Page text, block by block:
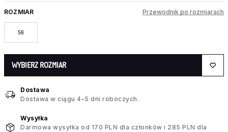
ROZMIAR Przewodnik po rozmiarach
56
WYBIERZ ROZMIAR
Dostawa
Dostawa w ciągu 4–5 dni roboczych.
Wysyłka
Darmowa wysyłka od 170 PLN dla członków i 285 PLN dla